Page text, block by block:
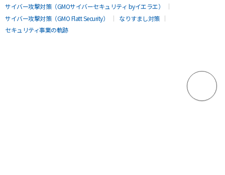
サイバー攻撃対策（GMOサイバーセキュリティ byイエラエ）
サイバー攻撃対策（GMO Flatt Security）
なりすまし対策
セキュリティ事業の軌跡